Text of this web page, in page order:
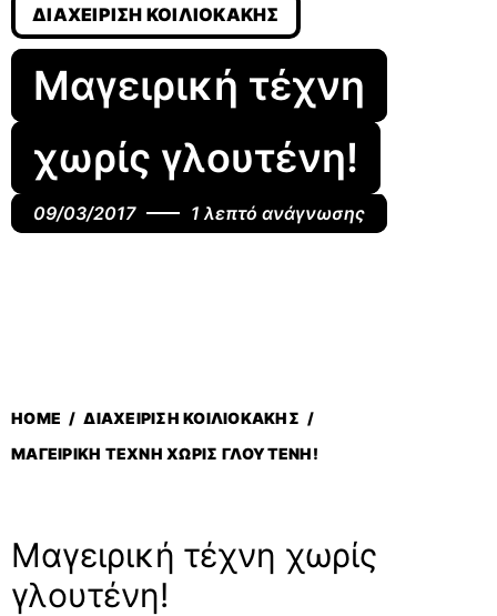
ΔΙΑΧΕΊΡΙΣΗ ΚΟΙΛΙΟΚΆΚΗΣ
Μαγειρική τέχνη
χωρίς γλουτένη!
09/03/2017 1 λεπτό ανάγνωσης
HOME / ΔΙΑΧΕΊΡΙΣΗ ΚΟΙΛΙΟΚΆΚΗΣ /
ΜΑΓΕΙΡΙΚΉ ΤΈΧΝΗ ΧΩΡΊΣ ΓΛΟΥΤΈΝΗ!
Μαγειρική τέχνη χωρίς
γλουτένη!